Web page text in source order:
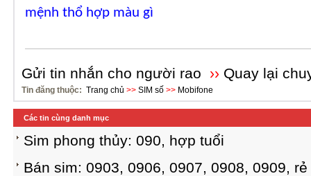
mệnh thổ hợp màu gì
Gửi tin nhắn cho người rao ›› Quay lại
Tin đăng thuộc: Trang chủ >> SIM số >> Mobifone
Các tin cùng danh mục
Sim phong thủy: 090, hợp tuổi
Bán sim: 0903, 0906, 0907, 0908, 0909, rẻ